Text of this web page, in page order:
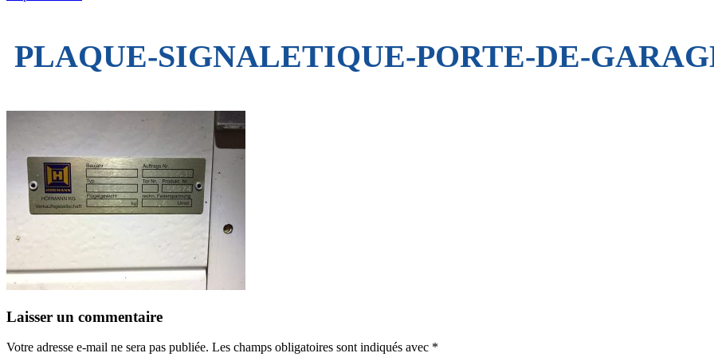
PLAQUE-SIGNALETIQUE-PORTE-DE-
Laisser un commentaire
Votre adresse e-mail ne sera pas publiée. Les champs obligatoires sont indiqués avec *